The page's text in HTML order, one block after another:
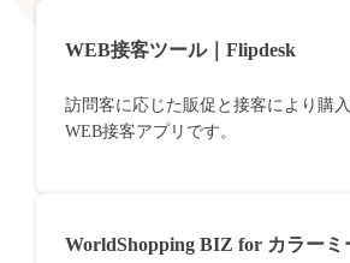
WEB接客ツール｜Flipdesk
訪問客に応じた販促と接客により購
WEB接客アプリです。
WorldShopping BIZ for カラーミ